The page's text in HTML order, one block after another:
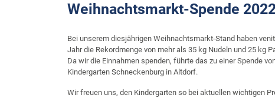
Weihnachtsmarkt-Spende
Bei unserem diesjährigen Weihnachtsmarkt-Stand haben
Jahr die Rekordmenge von mehr als 35 kg Nudeln und 25 kg
Da wir die Einnahmen spenden, führte das zu einer Spende
Kindergarten Schneckenburg in Altdorf.
Wir freuen uns, den Kindergarten so bei aktuellen wichtigen